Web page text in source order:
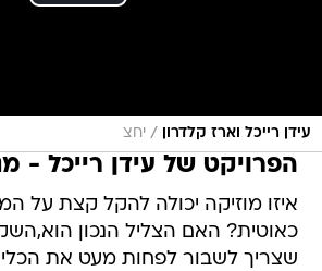
עידן רייכל וארז קלדרון / יחצ
הפרויקט של עידן רייכל -
איזו מוזיקה יכולה להקל קצת על
כאוטית? האם הצליל הנכון
שצריך לשבור לפחות מעט את